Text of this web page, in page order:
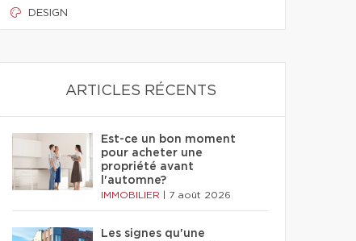
DESIGN
ARTICLES RÉCENTS
Est-ce un bon moment
pour acheter une
propriété avant
l'automne?
IMMOBILIER 7 août 2026
Les signes qu'une